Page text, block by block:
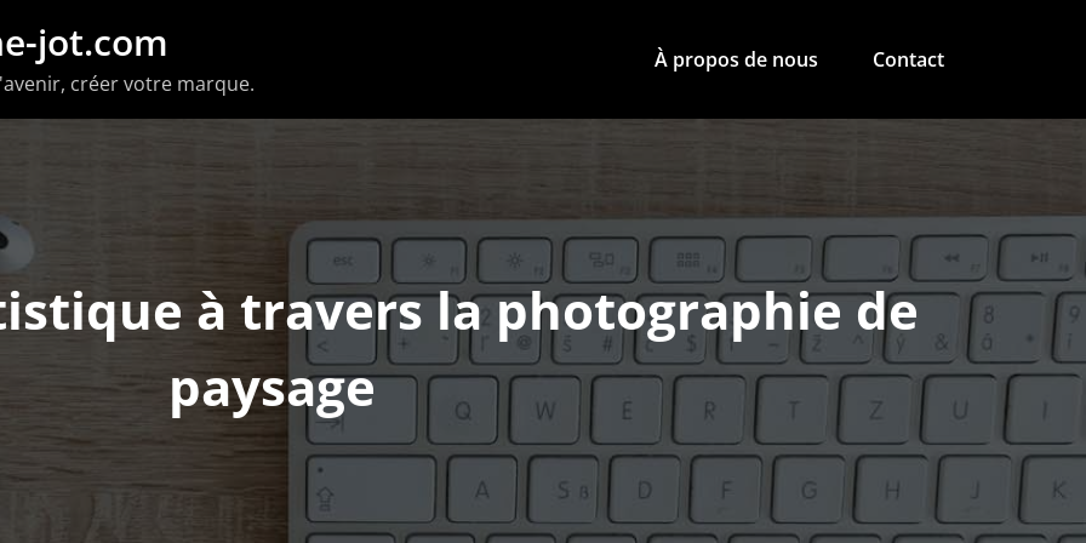
jot.com
créer votre marque.
À propos de nous Contact
à travers la photographie de
paysage